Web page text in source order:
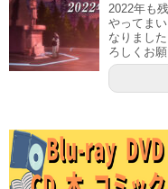
2022年も
やってま
なりまし
ろしくお願